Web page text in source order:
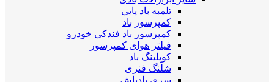
تلمبه باد پایی
کمپرسور باد
کمپرسور باد فندکی خودرو
فیلتر هوای کمپرسور
کوپلینگ باد
شلنگ فنری